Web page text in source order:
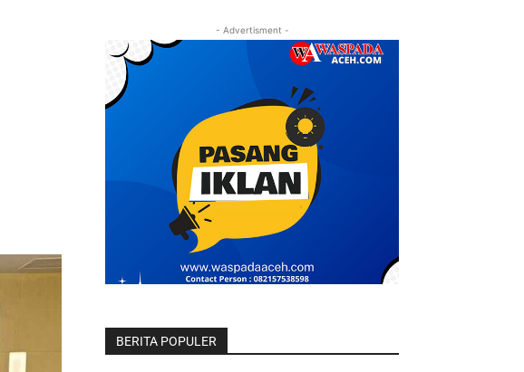
- Advertisment -
BERITA POPULER